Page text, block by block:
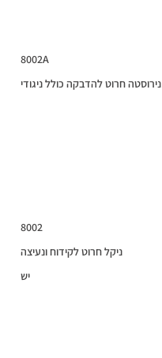
8002A
נירוסטה חרוט להדבקה כולל ניגודי
8002
ניקל חרוט לקידוח ונעיצה
יש